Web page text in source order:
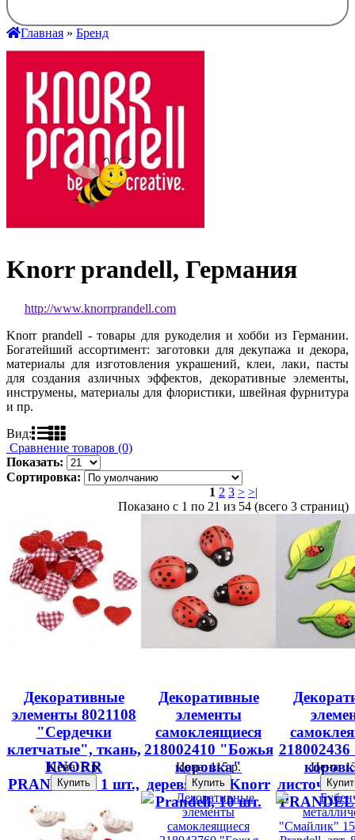
Главная » Бренд
Knorr prandell, Германия
http://www.knorrprandell.com
Knorr prandell - товары для рукоделия и хобби из Германии.
Богатейший ассортимент: заготовки для декупажа и декора,
материалы для изготовления украшений, клеи, лаки, пасты
для создания азличных эффектов, декоративные элементы,
инструмены, материалы для флористики, швейная фурнитура
и пр.
Вид:
Сравнение товаров (0)
Показать:
Сортировка:
1 2 3 > >|
Показано с 1 по 21 из 54 (всего 3 страниц)
Декоративные
элементы 8021108
"Сердечки
клетчатые", ткань,
KNORR
PRANDELL, 1 шт.,
Цена:5 р.
Декоративные
элементы
самоклеящиеся
218002410 "Божья
коровка"
деревянная Knorr
Prandell, 10 шт.
Цена:115 р.
листочке"
Цена: